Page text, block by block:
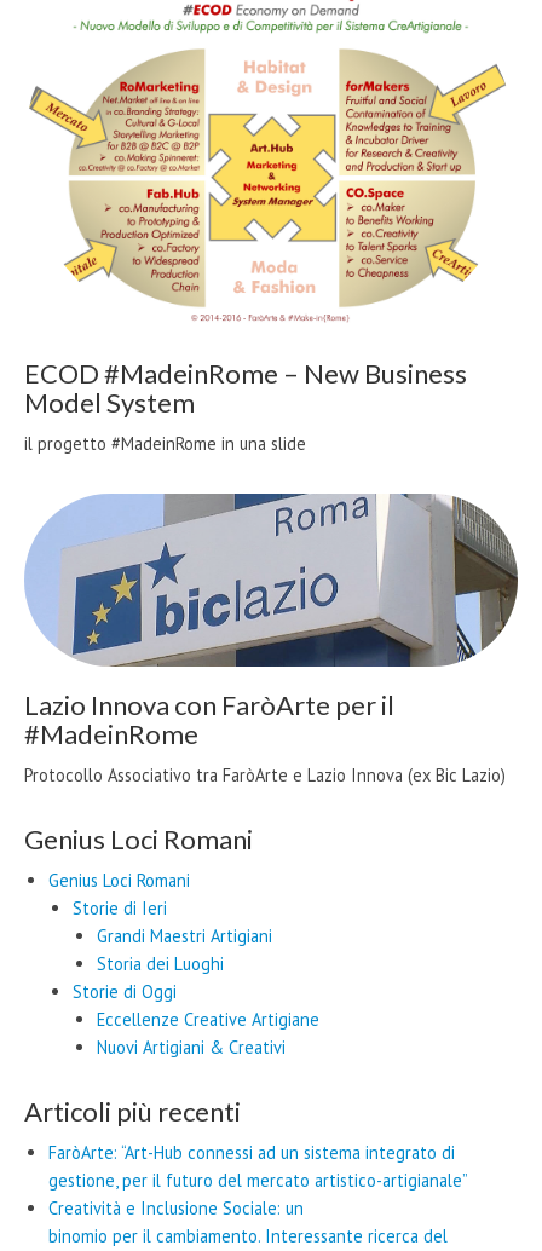
ECOD #MadeinRome – New Business
Model System
il progetto #MadeinRome in una slide
Lazio Innova con FaròArte per il
#MadeinRome
Protocollo Associativo tra FaròArte e Lazio Innova (ex Bic Lazio)
Genius Loci Romani
Genius Loci Romani
Storie di Ieri
Grandi Maestri Artigiani
Storia dei Luoghi
Storie di Oggi
Eccellenze Creative Artigiane
Nuovi Artigiani & Creativi
Articoli più recenti
FaròArte: “Art-Hub connessi ad un sistema integrato di
gestione, per il futuro del mercato artistico-artigianale”
Creatività e Inclusione Sociale: un
binomio per il cambiamento. Interessante ricerca del